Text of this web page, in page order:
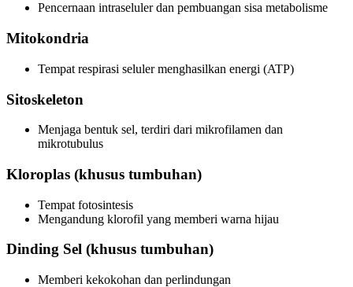
Pencernaan intraseluler dan pembuangan sisa metabolisme
Mitokondria
Tempat respirasi seluler menghasilkan energi (ATP)
Sitoskeleton
Menjaga bentuk sel, terdiri dari mikrofilamen dan
mikrotubulus
Kloroplas (khusus tumbuhan)
Tempat fotosintesis
Mengandung klorofil yang memberi warna hijau
Dinding Sel (khusus tumbuhan)
Memberi kekokohan dan perlindungan